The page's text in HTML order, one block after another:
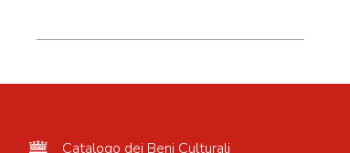
Catalogo dei Beni Culturali